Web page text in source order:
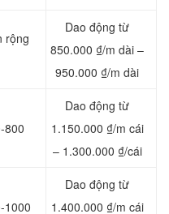
rộng
Dao động từ
850.000 ₫/m dài –
950.000 ₫/m dài
800
Dao động từ
1.150.000 ₫/m cái
– 1.300.000 ₫/cái
1000
Dao động từ
1.400.000 ₫/m cái